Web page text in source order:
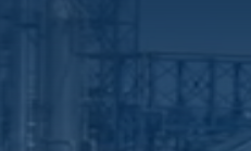
Газпромнефть-Аэро